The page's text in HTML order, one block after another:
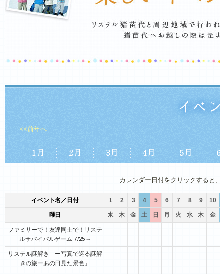
<<前年へ
カレンダー日付をクリックすると
イベント名／日付 1 2 3 4 5 6 7 8 9 10
曜日 水 木 金 土 日 月 火 水 木 金
ファミリーで！友達同士で！リステ
ルサバイバルゲーム 7/25～
リステル謎解き「ー写真で巡る謎解
きの旅ーあの日見た景色」